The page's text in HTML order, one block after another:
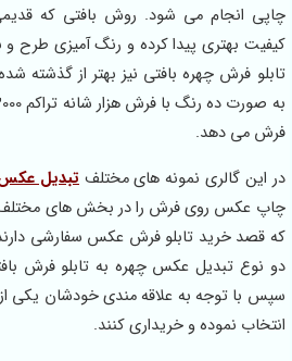
انجام می شود. روش بافتی که
بهتری پیدا کرده و رنگ آمیزی طرح
فرش چهره بافتی نیز بهتر از گذشته
می دهد.
این گالری نمونه های مختلفتبدیل عکس
عکس روی فرش را در بخش های مختلف
قصد خرید تابلو فرش عکس سفارشی دارند
نوع تبدیل عکس چهره به تابلو فرش
با توجه به علاقه مندی خودشان یکی از
نموده و خریداری کنند.